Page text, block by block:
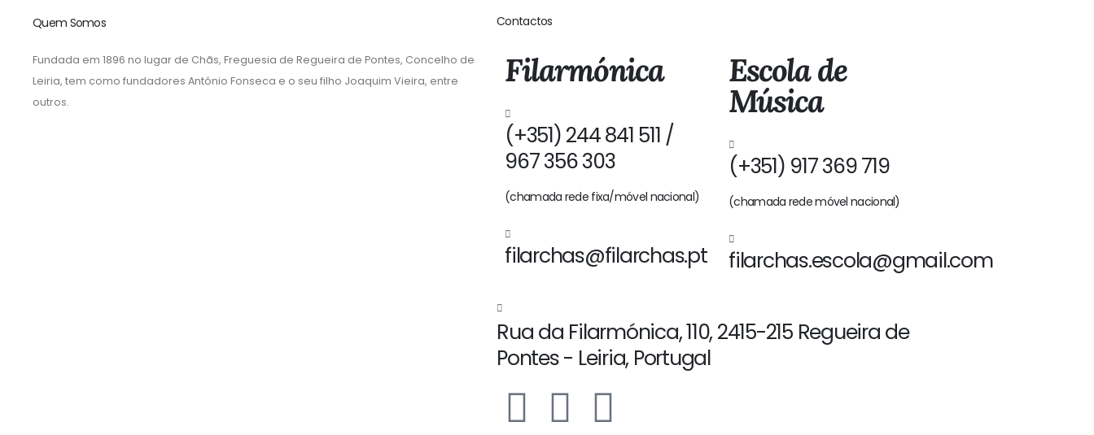
Quem Somos
Fundada em 1896 no lugar de Chãs, Freguesia de Regueira de Pontes, Concelho de
Leiria, tem como fundadores António Fonseca e o seu filho Joaquim Vieira, entre
outros.
Contactos
Filarmónica
(+351) 244 841 511 /
967 356 303
(chamada rede fixa/móvel nacional)
filarchas@filarchas.pt
Escola de
Música
(+351) 917 369 719
(chamada rede móvel nacional)
filarchas.escola@gmail.com
Rua da Filarmónica, 110, 2415-215 Regueira de
Pontes - Leiria, Portugal